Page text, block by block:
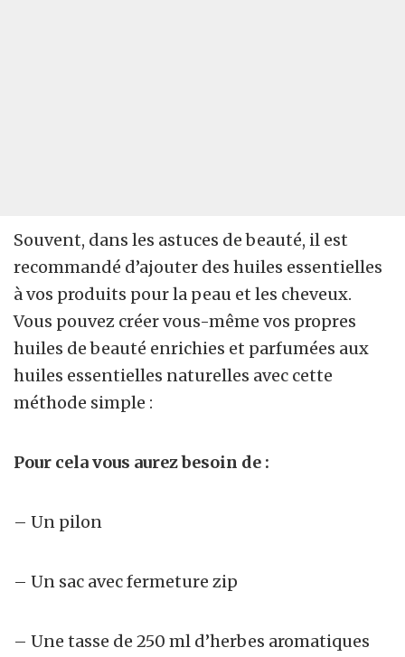
Souvent, dans les astuces de beauté, il est
recommandé d’ajouter des huiles essentielles
à vos produits pour la peau et les cheveux.
Vous pouvez créer vous-même vos propres
huiles de beauté enrichies et parfumées aux
huiles essentielles naturelles avec cette
méthode simple :
Pour cela vous aurez besoin de :
– Un pilon
– Un sac avec fermeture zip
– Une tasse de 250 ml d’herbes aromatiques